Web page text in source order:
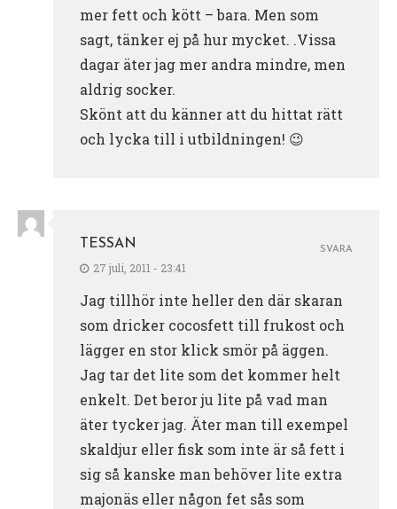
mer fett och kött – bara. Men som
sagt, tänker ej på hur mycket. .Vissa
dagar äter jag mer andra mindre, men
aldrig socker.
Skönt att du känner att du hittat rätt
och lycka till i utbildningen! 😉
TESSAN
27 juli, 2011 - 23:41
Jag tillhör inte heller den där skaran
som dricker cocosfett till frukost och
lägger en stor klick smör på äggen.
Jag tar det lite som det kommer helt
enkelt. Det beror ju lite på vad man
äter tycker jag. Äter man till exempel
skaldjur eller fisk som inte är så fett i
sig så kanske man behöver lite extra
majonäs eller någon fet sås som
SVARA